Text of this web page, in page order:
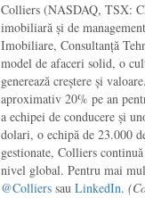
Colliers (NASDAQ, TSX:
imobiliară și de
Imobiliare, Consultanță
model de afaceri solid, o
generează creștere și
aproximativ 20% pe an
a echipei de conducere și
dolari, o echipă de 23.000
gestionate, Colliers
nivel global. Pentru mai
@Collierssau LinkedIn.